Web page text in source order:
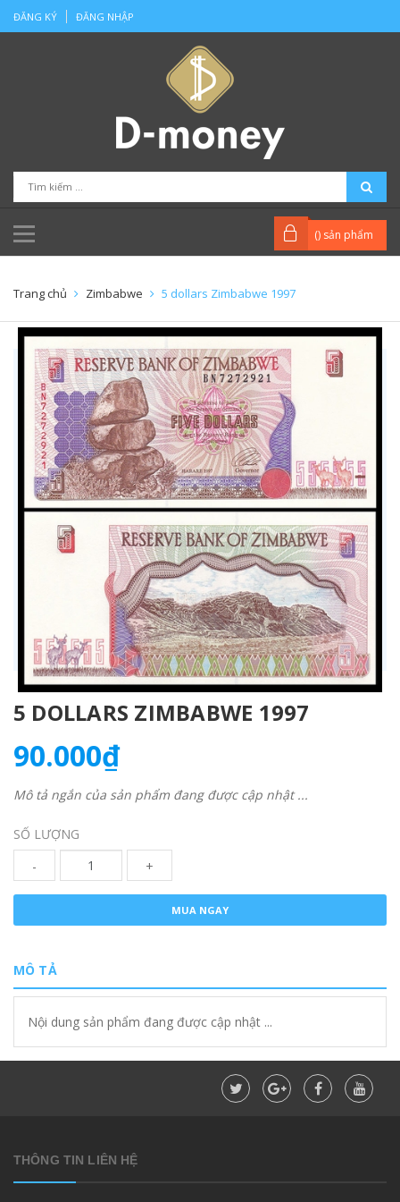
ĐĂNG KÝ ĐĂNG NHẬP
() sản phẩm
Trang chủ Zimbabwe 5 dollars Zimbabwe 1997
5 DOLLARS ZIMBABWE 1997
90.000₫
Mô tả ngắn của sản phẩm đang được cập nhật ...
SỐ LƯỢNG
-
+
MUA NGAY
MÔ TẢ
Nội dung sản phẩm đang được cập nhật ...
THÔNG TIN LIÊN HỆ